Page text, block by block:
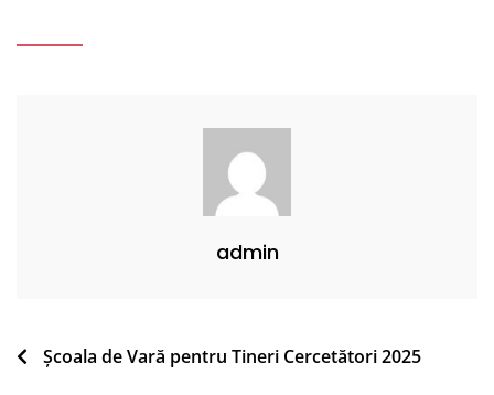
admin
Navigare
Școala de Vară pentru Tineri Cercetători 2025